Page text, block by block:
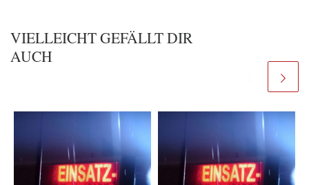
VIELLEICHT GEFÄLLT DIR
AUCH